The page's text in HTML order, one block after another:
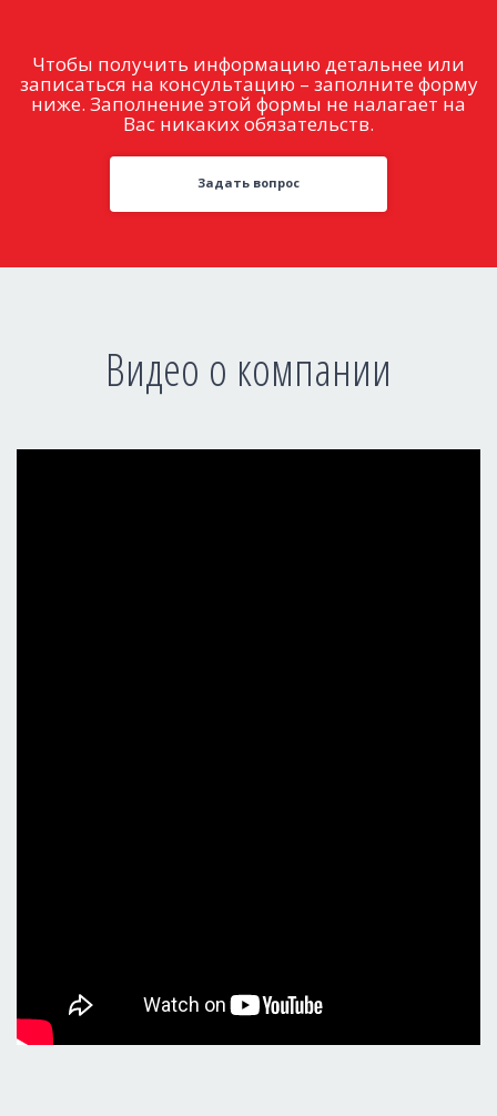
Чтобы получить информацию детальнее или
записаться на консультацию – заполните форму
ниже. Заполнение этой формы не налагает на
Вас никаких обязательств.
Задать вопрос
Видео о компании